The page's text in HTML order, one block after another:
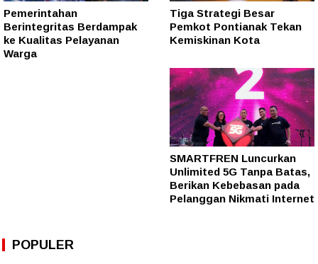
Pemerintahan
Berintegritas Berdampak
ke Kualitas Pelayanan
Warga
Tiga Strategi Besar
Pemkot Pontianak Tekan
Kemiskinan Kota
SMARTFREN Luncurkan
Unlimited 5G Tanpa Batas,
Berikan Kebebasan pada
Pelanggan Nikmati Internet
POPULER